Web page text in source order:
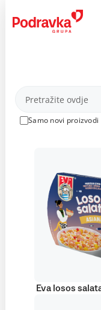
content
Samo novi proizvodi
Eva losos